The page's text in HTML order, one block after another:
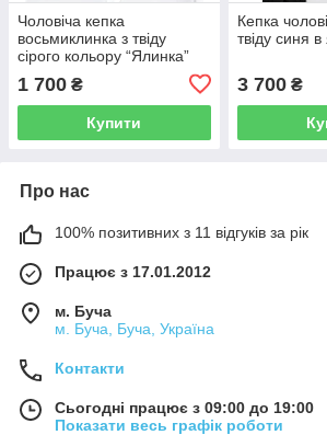
Чоловіча кепка
восьмиклинка з твіду
сірого кольору “Ялинка”
Хуліганка
1 700 ₴
Купити
Кепка
твіду синя
3 700₴
Про нас
100% позитивних з 11 відгуків за рік
Працює з 17.01.2012
м. Буча
м. Буча, Буча, Україна
Контакти
Сьогодні працює з 09:00 до 19:00
Показати весь графік роботи